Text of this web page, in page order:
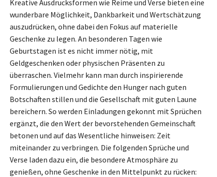
Kreative Ausdrucksformen wie Reime und Verse bieten eine
wunderbare Möglichkeit, Dankbarkeit und Wertschätzung
auszudrücken, ohne dabei den Fokus auf materielle
Geschenke zu legen. An besonderen Tagen wie
Geburtstagen ist es nicht immer nötig, mit
Geldgeschenken oder physischen Präsenten zu
überraschen. Vielmehr kann man durch inspirierende
Formulierungen und Gedichte den Hunger nach guten
Botschaften stillen und die Gesellschaft mit guten Laune
bereichern. So werden Einladungen gekonnt mit Sprüchen
ergänzt, die den Wert der bevorstehenden Gemeinschaft
betonen und auf das Wesentliche hinweisen: Zeit
miteinander zu verbringen. Die folgenden Sprüche und
Verse laden dazu ein, die besondere Atmosphäre zu
genießen, ohne Geschenke in den Mittelpunkt zu rücken: